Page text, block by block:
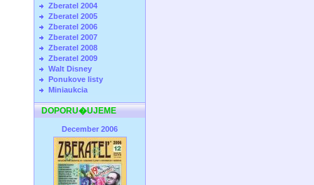
Zberatel 2004
Zberatel 2005
Zberatel 2006
Zberatel 2007
Zberatel 2008
Zberatel 2009
Walt Disney
Ponukove listy
Miniaukcia
DOPORU�UJEME
December 2006